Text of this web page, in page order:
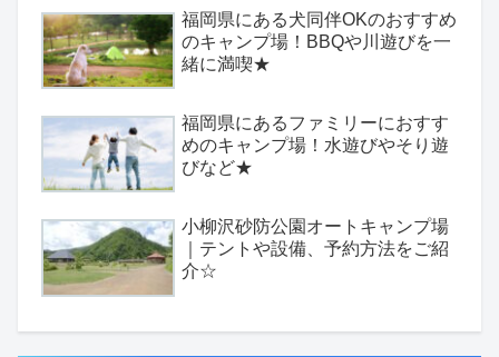
福岡県にある犬同伴OKのおすすめ
のキャンプ場！BBQや川遊びを一
緒に満喫★
福岡県にあるファミリーにおすす
めのキャンプ場！水遊びやそり遊
びなど★
小柳沢砂防公園オートキャンプ場
｜テントや設備、予約方法をご紹
介☆